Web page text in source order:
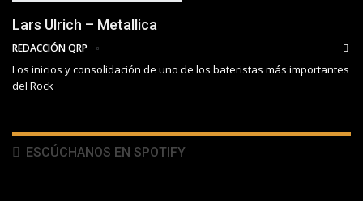
Lars Ulrich – Metallica
REDACCIÓN QRP
Los inicios y consolidación de uno de los bateristas más importantes
del Rock
ESCÚCHANOS EN SPOTIFY